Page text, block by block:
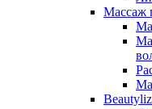
Массаж